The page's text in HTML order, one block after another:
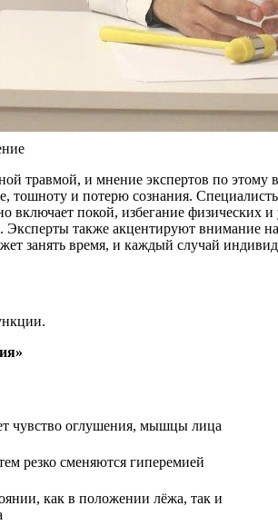
травмой, и мнение экспертов по
и потерю сознания.
включает покой, избегание физических
Эксперты также акцентируют внимание
занять время, и каждый случай
чувство оглушения, мышцы лица
резко сменяются гиперемией
как в положении лёжа, так и